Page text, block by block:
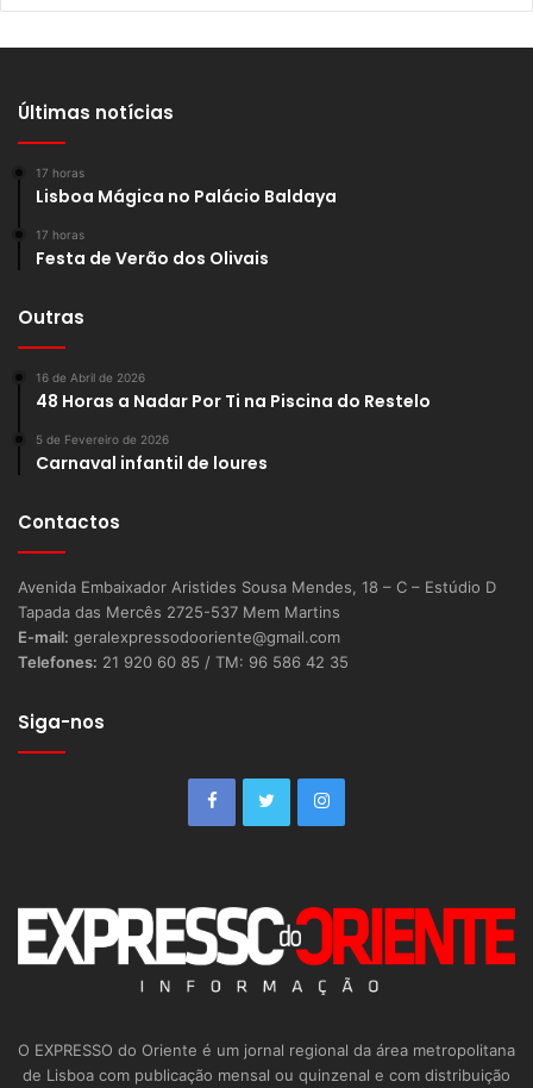
Últimas notícias
17 horas
Lisboa Mágica no Palácio Baldaya
17 horas
Festa de Verão dos Olivais
Outras
16 de Abril de 2026
48 Horas a Nadar Por Ti na Piscina do Restelo
5 de Fevereiro de 2026
Carnaval infantil de loures
Contactos
Avenida Embaixador Aristides Sousa Mendes, 18 – C – Estúdio D
Tapada das Mercês 2725-537 Mem Martins
E-mail: geralexpressodooriente@gmail.com
Telefones: 21 920 60 85 / TM: 96 586 42 35
Siga-nos
O EXPRESSO do Oriente é um jornal regional da área metropolitana
de Lisboa com publicação mensal ou quinzenal e com distribuição